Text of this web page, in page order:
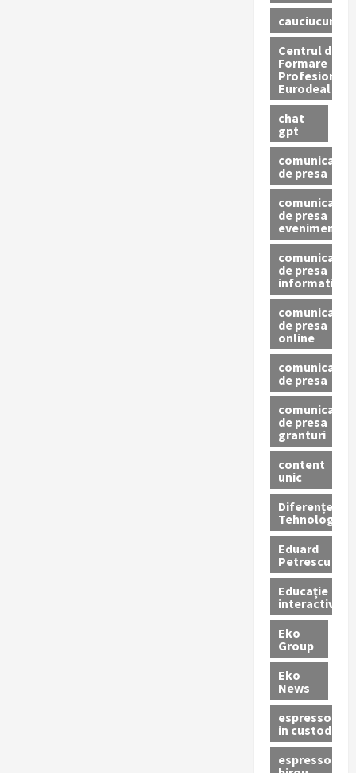
cauciucuri
Centrul de
Formare
Profesionala
Eurodeal
chat
gpt
comunicat
de presa
comunicat
de presa
eveniment
comunicat
de presa
informativ
comunicat
de presa
online
comunicate
de presa
comunicate
de presa
granturi
content
unic
Diferențe
Tehnologice
Eduard
Petrescu
Educație
interactivă
Eko
Group
Eko
News
espressoare
in custodie
espressor